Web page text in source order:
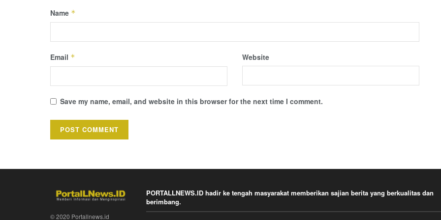
Name *
Email * Website
Save my name, email, and website in this browser for the next time I comment.
© 2020 Portallnews.id
PORTALLNEWS.ID hadir ke tengah masyarakat memberikan sajian berita yang berkualitas dan
berimbang.